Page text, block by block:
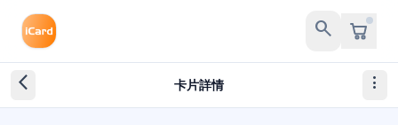
search
arrow_back_ios_new 卡片詳情 more_vert